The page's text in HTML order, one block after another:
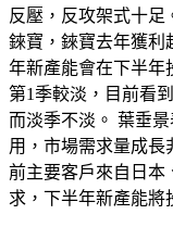
反壓，反攻架式十足
錸寶，錸寶去年獲利
年新產能會在下半年
第1季較淡，目前看
而淡季不淡。 葉垂
用，市場需求量成長
前主要客戶來自日本
求，下半年新產能將